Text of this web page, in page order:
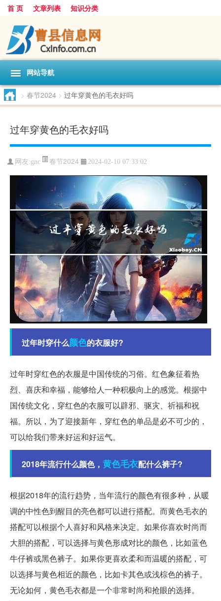
首 页 文章列表 知识分类
网站导航
> 春节2024 > 过年穿黄色的毛衣好吗
过年穿黄色的毛衣好吗
网友:gnc 春节2024 2024-02-10 07:33:02
过年时穿什么颜色的衣服好?
过年时穿红色的衣服是中国传统的习俗。红色象征着热
烈、喜庆和幸福，能够给人一种积极向上的感觉。根据中
国传统文化，穿红色的衣服可以辟邪、驱灾、祈福和祝
福。所以，为了迎接新年，穿红色的单品是必不可少的，
可以给我们带来好运和好运气。
2018年流行什么颜色， 黄色毛衣配什么裤子?
根据2018年的流行趋势，当年流行的颜色有很多种，从暖
调的中性色到醒目的亮色都可以进行搭配。而黄色毛衣的
搭配可以根据个人喜好和风格来决定。如果你喜欢时尚而
大胆的搭配，可以选择与黄色形成对比的颜色，比如蓝色
牛仔裤或黑色裤子。如果你更喜欢柔和而温暖的搭配，可
以选择与黄色相近的颜色，比如卡其色或浅棕色的裤子。
无论如何，黄色毛衣都是一个非常时尚和抢眼的选择。